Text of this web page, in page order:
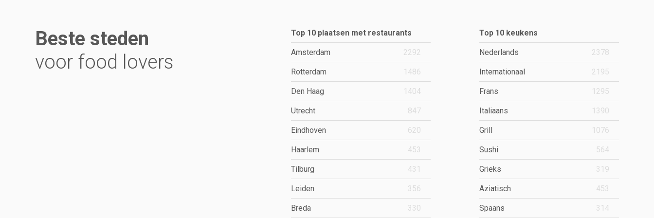
Beste steden
voor food lovers
Top 10 plaatsen met restaurants
Amsterdam 2292
Rotterdam 1486
Den Haag 1404
Utrecht 847
Eindhoven 620
Haarlem 453
Tilburg 431
Leiden 356
Breda 330
Top 10 keukens
Nederlands 2378
Internationaal 2195
Frans 1295
Italiaans 1390
Grill 1076
Sushi 564
Grieks 319
Aziatisch 453
Spaans 314